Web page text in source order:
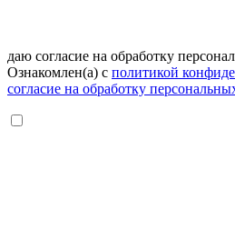
даю согласие на обработку
Ознакомлен(а) с политикой
согласие на обработку